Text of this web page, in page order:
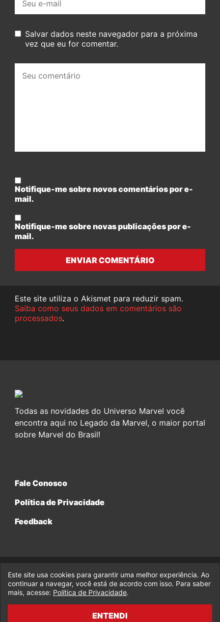
mail:
Salvar dados neste navegador para a próxima
vez que eu for comentar.
comentário:
Notifique-me sobre novos comentários por e-
mail.
Notifique-me sobre novas publicações por e-
mail.
ENVIAR COMENTÁRIO
Este site utiliza o Akismet para reduzir spam.
Saiba como seus dados em comentários são
processados.
Todas as novidades do Universo Marvel você
encontra aqui no Legado da Marvel, o maior portal
sobre Marvel do Brasil!
Fale Conosco
Política de Privacidade
Feedback
© 2017-2026 Legado da Marvel, uma empresa da Legado
Enterprises.
fabiolobo
Este site usa cookies para garantir uma melhor experiência. Ao
continuar a navegar, você está de acordo com isso. Para saber
mais, acesse: Política de Privacidade.
ENTENDI